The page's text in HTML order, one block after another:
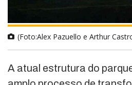
(Foto:Alex Pazuello e Arthur
A atual estrutura do